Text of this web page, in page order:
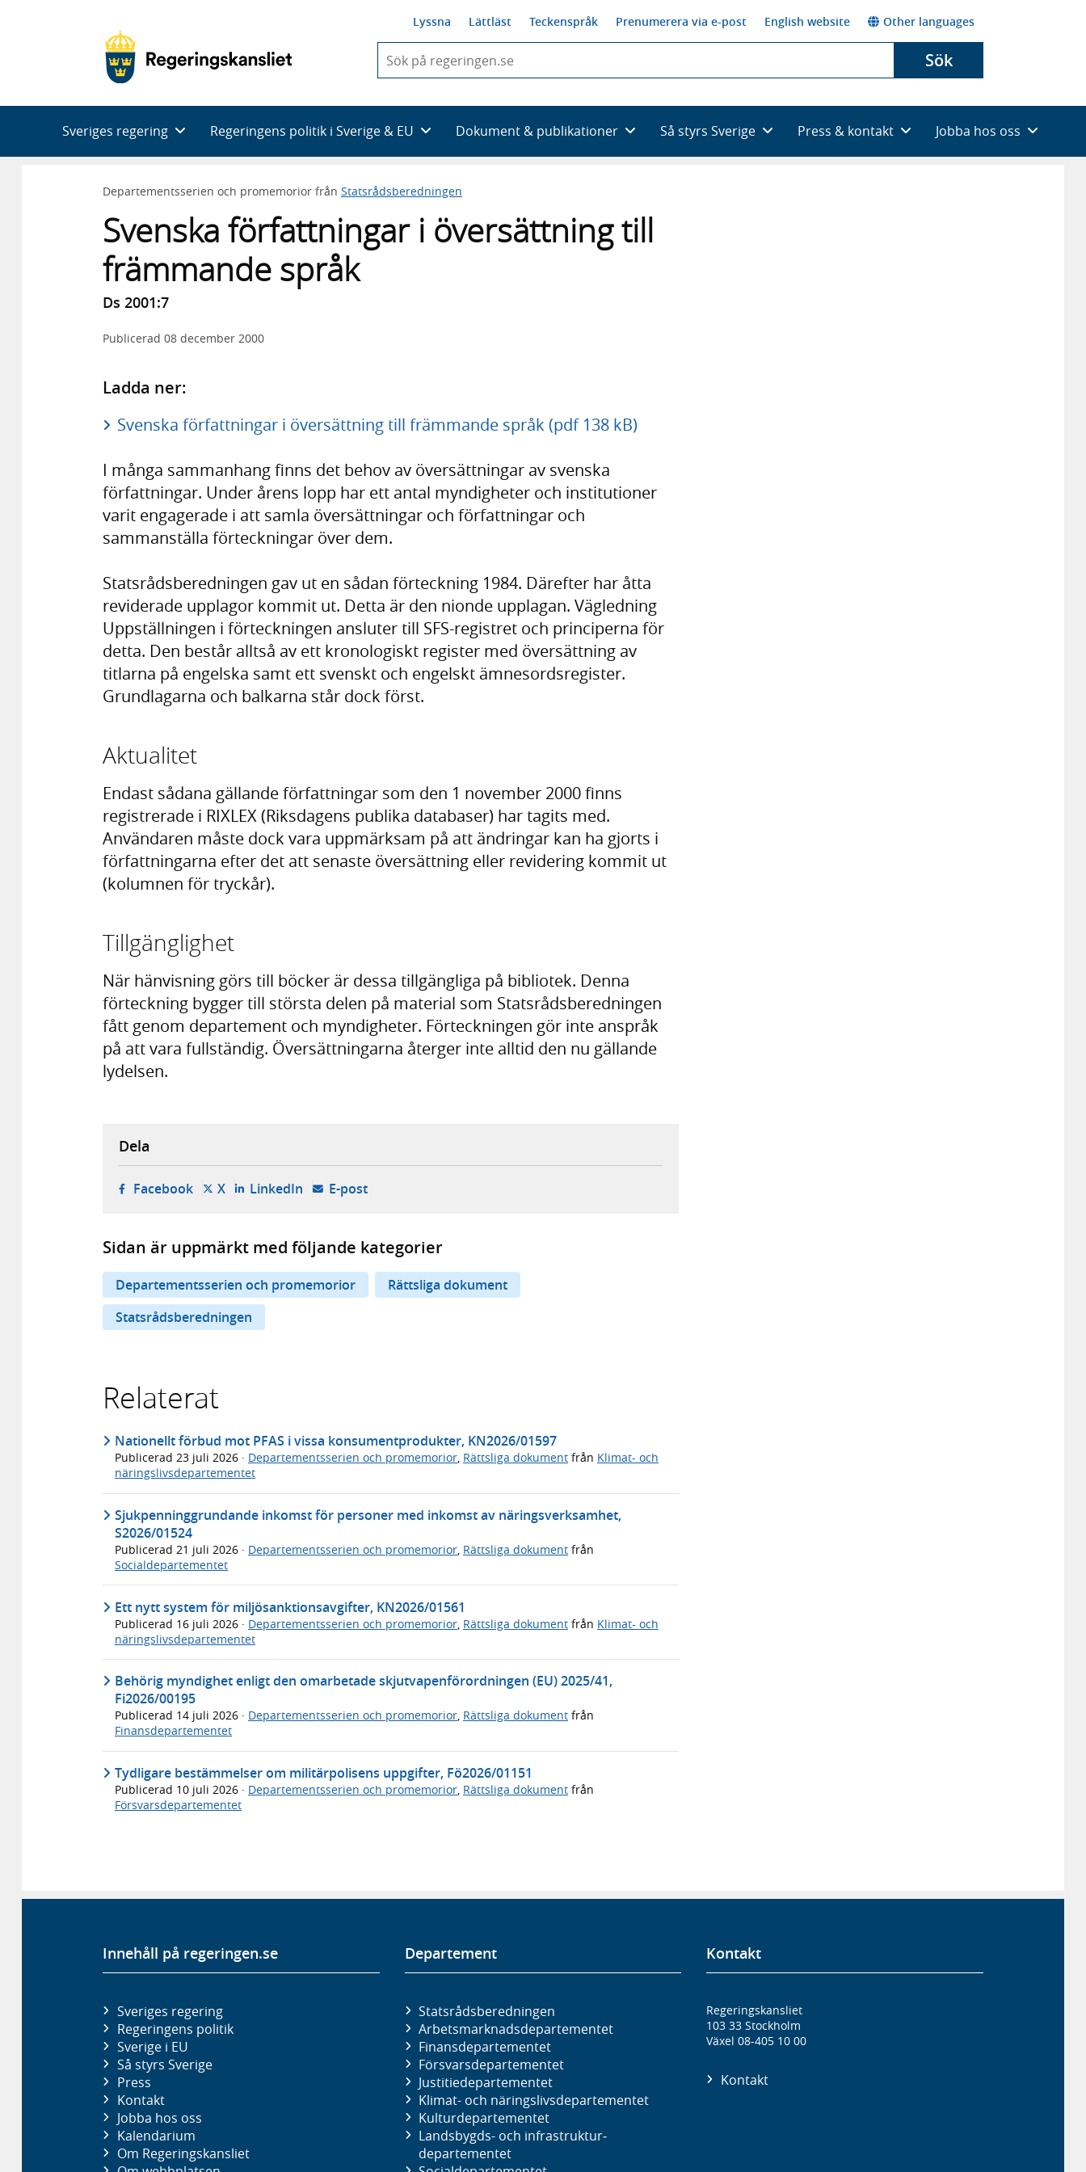
Lyssna Lättläst Teckenspråk Prenumerera via e-post English website Other languages
du
skriva
framträder
en
med
Sök
Sveriges regering Regeringens politik i Sverige & EU Dokument & publikationer Så styrs Sverige Press & kontakt Jobba hos oss
Departementsserien och promemorior från Statsrådsberedningen
Svenska författningar i översättning till
främmande språk
Ds 2001:7
Publicerad 08 december 2000
Ladda ner:
Svenska författningar i översättning till främmande språk (pdf 138 kB)
I många sammanhang finns det behov av översättningar av svenska
författningar. Under årens lopp har ett antal myndigheter och institutioner
varit engagerade i att samla översättningar och författningar och
sammanställa förteckningar över dem.
Statsrådsberedningen gav ut en sådan förteckning 1984. Därefter har åtta
reviderade upplagor kommit ut. Detta är den nionde upplagan. Vägledning
Uppställningen i förteckningen ansluter till SFS-registret och principerna för
detta. Den består alltså av ett kronologiskt register med översättning av
titlarna på engelska samt ett svenskt och engelskt ämnesordsregister.
Grundlagarna och balkarna står dock först.
Aktualitet
Endast sådana gällande författningar som den 1 november 2000 finns
registrerade i RIXLEX (Riksdagens publika databaser) har tagits med.
Användaren måste dock vara uppmärksam på att ändringar kan ha gjorts i
författningarna efter det att senaste översättning eller revidering kommit ut
(kolumnen för tryckår).
Tillgänglighet
När hänvisning görs till böcker är dessa tillgängliga på bibliotek. Denna
förteckning bygger till största delen på material som Statsrådsberedningen
fått genom departement och myndigheter. Förteckningen gör inte anspråk
på att vara fullständig. Översättningarna återger inte alltid den nu gällande
lydelsen.
Dela
Facebook- öppnas i ny flik, extern webbplats,
X- öppnas i ny flik, extern webbplats,
LinkedIn- öppnas i ny flik, extern webbplats,
E-post- öppnar din e-postklient,
Sidan är uppmärkt med följande kategorier
Departementsserien och promemorior
Rättsliga dokument
Statsrådsberedningen
Relaterat
Nationellt förbud mot PFAS i vissa konsumentprodukter, KN2026/01597
Publicerad 23 juli 2026 · Departementsserien och promemorior, Rättsliga dokument från Klimat- och
näringslivsdepartementet
Sjukpenninggrundande inkomst för personer med inkomst av näringsverksamhet,
S2026/01524
Publicerad 21 juli 2026 · Departementsserien och promemorior, Rättsliga dokument från
Socialdepartementet
Ett nytt system för miljösanktionsavgifter, KN2026/01561
Publicerad 16 juli 2026 · Departementsserien och promemorior Rättsliga dokument från Klimat- och
näringslivsdepartementet
Behörig myndighet enligt den omarbetade skjutvapenförordningen (EU) 2025/41,
Fi2026/00195
Publicerad 14 juli 2026 · Departementsserien och promemorior, Rättsliga dokument från
Finansdepartementet
Tydligare bestämmelser om militärpolisens uppgifter, Fö2026/01151
Publicerad 10 juli 2026 · Departementsserien och promemorior, Rättsliga dokument från
Försvarsdepartementet
Innehåll på regeringen.se
Sveriges regering
Regeringens politik
Sverige i EU
Så styrs Sverige
Press
Kontakt
Jobba hos oss
Kalendarium
Om Regeringskansliet
Departement
Statsrådsberedningen
Arbetsmarknads­departementet
Finans­departementet
Försvars­departementet
Justitie­departementet
Klimat- och näringslivs­departementet
Kultur­departementet
Landsbygds- och infrastruktur­
departementet
Kontakt
Regeringskansliet
103 33 Stockholm
Växel 08-405 10 00
Kontakt